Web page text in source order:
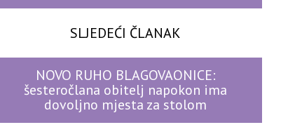
SLJEDEĆI ČLANAK
NOVO RUHO BLAGOVAONICE:
šesteročlana obitelj napokon ima
dovoljno mjesta za stolom